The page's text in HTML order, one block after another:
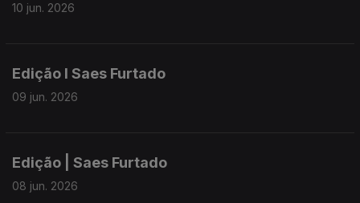
10 jun. 2026
Edição I Saes Furtado
09 jun. 2026
Edição | Saes Furtado
08 jun. 2026